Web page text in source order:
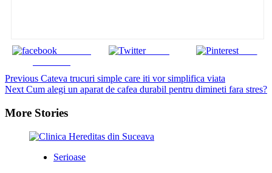
Tweet Save
Continue
Reading
Previous Cateva trucuri simple care iti vor simplifica viata
Next Cum alegi un aparat de cafea durabil pentru dimineti fara stres?
More Stories
Serioase